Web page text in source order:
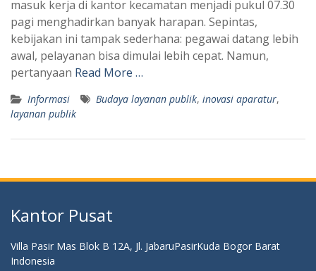
masuk kerja di kantor kecamatan menjadi pukul 07.30
pagi menghadirkan banyak harapan. Sepintas,
kebijakan ini tampak sederhana: pegawai datang lebih
awal, pelayanan bisa dimulai lebih cepat. Namun,
pertanyaan Read More …
Informasi Budaya layanan publik, inovasi aparatur,
layanan publik
Kantor Pusat
Villa Pasir Mas Blok B 12A, Jl. JabaruPasirKuda Bogor Barat
Indonesia